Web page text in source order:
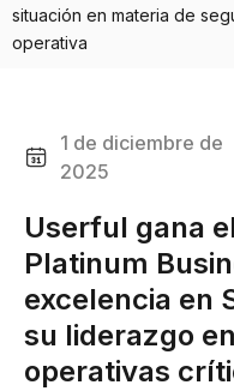
situación en materia de
operativa
1 de diciembre de
2025
Userful gana
Platinum
excelencia en
su liderazgo
operativas